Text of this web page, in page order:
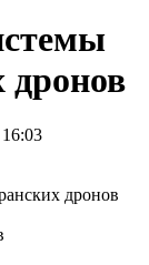
дронов